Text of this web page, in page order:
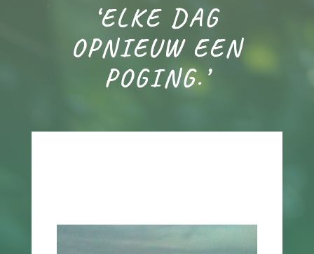
‘ELKE DAG
OPNIEUW EEN
POGING.’